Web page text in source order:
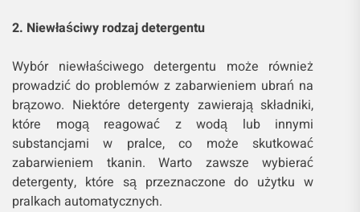
2. Niewłaściwy rodzaj detergentu
Wybór niewłaściwego detergentu może również
prowadzić do problemów z zabarwieniem ubrań na
brązowo. Niektóre detergenty zawierają składniki,
które mogą reagować z wodą lub innymi
substancjami w pralce, co może skutkować
zabarwieniem tkanin. Warto zawsze wybierać
detergenty, które są przeznaczone do użytku w
pralkach automatycznych.